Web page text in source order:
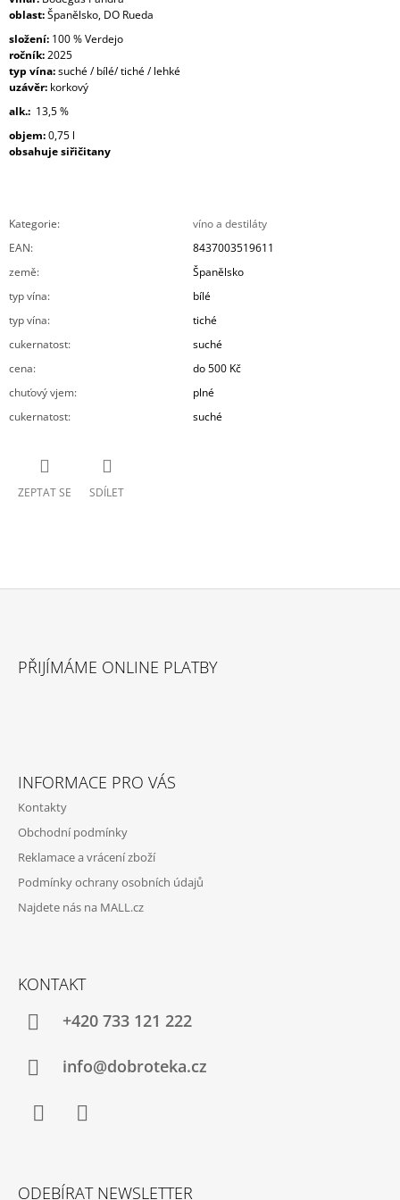
oblast:Španělsko, DO Rueda
složení: 100 % Verdejo
ročník:2025
typ vína:suché / bílé/ tiché / lehké
uzávěr: korkový
alk.: 13,5 %
objem:0,75 l
obsahuje siřičitany
Kategorie:
víno a destiláty
EAN:
8437003519611
země:
Španělsko
typ vína:
bílé
typ vína:
tiché
cukernatost:
suché
cena:
do 500 Kč
chuťový vjem:
plné
cukernatost: suché
ZEPTAT SE SDÍLET
PŘIJÍMÁME ONLINE PLATBY
INFORMACE PRO VÁS
Kontakty
Obchodní podmínky
Reklamace a vrácení zboží
Podmínky ochrany osobních údajů
Najdete nás na MALL.cz
KONTAKT
+420 733 121 222
info@dobroteka.cz
ODEBÍRAT NEWSLETTER